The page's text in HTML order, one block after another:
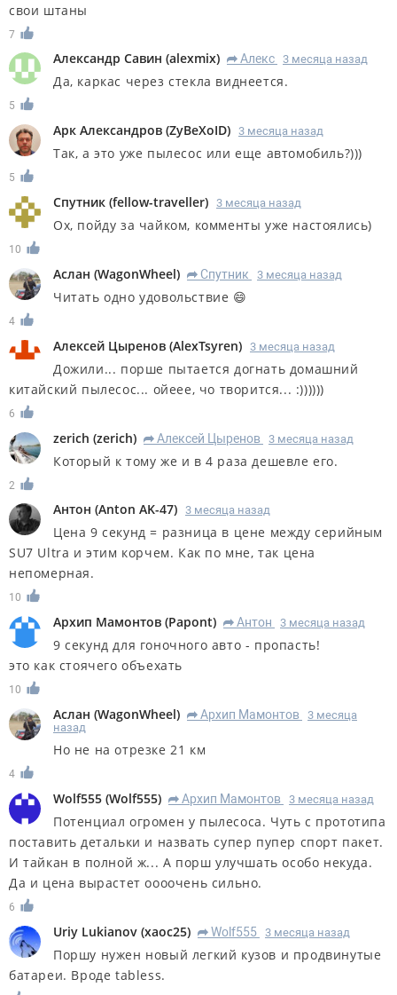
свои штаны
7
Александр Савин (alexmix) R Алекс 3 месяца назад
Да, каркас через стекла виднеется.
5
Арк Александров (ZyBeXoID) 3 месяца назад
Так, а это уже пылесос или еще автомобиль?)))
5
Спутник (fellow-traveller) 3 месяца назад
Ох, пойду за чайком, комменты уже настоялись)
10
Аслан (WagonWheel) R Спутник 3 месяца назад
Читать одно удовольствие 😄
4
Алексей Цыренов (AlexTsyren) 3 месяца назад
Дожили... порше пытается догнать домашний
китайский пылесос... ойеее, чо творится... :))))))
6
zerich (zerich) R Алексей Цыренов 3 месяца назад
Который к тому же и в 4 раза дешевле его.
2
Антон (Anton AK-47) 3 месяца назад
Цена 9 секунд = разница в цене между серийным
SU7 Ultra и этим корчем. Как по мне, так цена
непомерная.
10
Архип Мамонтов (Papont) R Антон 3 месяца назад
9 секунд для гоночного авто - пропасть!
это как стоячего объехать
10
Аслан (WagonWheel) R Архип Мамонтов
3 месяца
назад
Но не на отрезке 21 км
4
Wolf555 (Wolf555) R Архип Мамонтов 3 месяца назад
Потенциал огромен у пылесоса. Чуть с прототипа
поставить детальки и назвать супер пупер спорт пакет.
И тайкан в полной ж... А порш улучшать особо некуда.
Да и цена вырастет оооочень сильно.
6
Uriy Lukianov (xaoc25) R Wolf555 3 месяца назад
Поршу нужен новый легкий кузов и продвинутые
батареи. Вроде tabless.